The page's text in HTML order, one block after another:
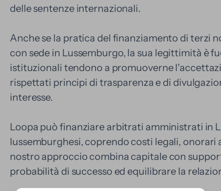
delle sentenze internazionali.
Anche se la pratica del finanziamento di terzi
con sede in Lussemburgo, la sua legittimità è
istituzionali tendono a promuoverne
rispettati principi di trasparenza e di
interesse.
Loopa può finanziare arbitrati amministrati in
lussemburghesi, coprendo costi legali, onorari
nostro approccio combina capitale con
probabilità di successo ed equilibrare la